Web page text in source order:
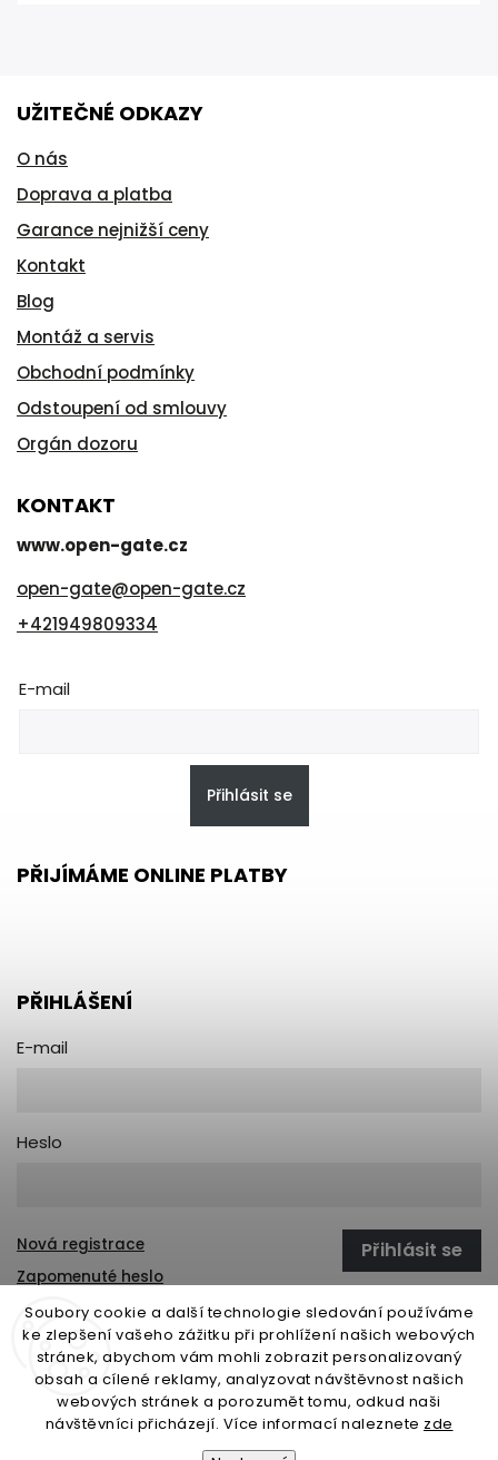
Soubory cookie a další technologie sledování používáme
ke zlepšení vašeho zážitku při prohlížení našich webových
stránek, abychom vám mohli zobrazit personalizovaný
obsah a cílené reklamy, analyzovat návštěvnost našich
webových stránek a porozumět tomu, odkud naši
návštěvníci přicházejí. Více informací naleznete zde
UŽITEČNÉ ODKAZY
O nás
Doprava a platba
Garance nejnižší ceny
Kontakt
Blog
Montáž a servis
Obchodní podmínky
Odstoupení od smlouvy
Orgán dozoru
KONTAKT
www.open-gate.cz
open-gate@open-gate.cz
+421949809334
E-mail
Přihlásit se
PŘIJÍMÁME ONLINE PLATBY
PŘIHLÁŠENÍ
E-mail
Heslo
Přihlásit se
Nová registrace
Zapomenuté heslo
open-gate.sk montazpohonu.sk